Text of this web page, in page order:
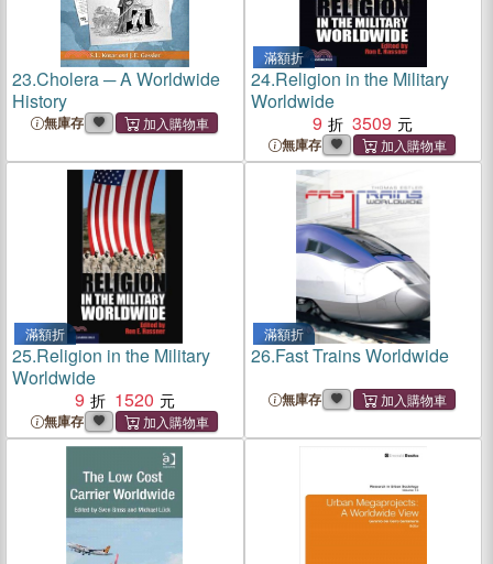
23.Cholera ─ A Worldwide
History
無庫存
滿額折
24.Religion in the Military
Worldwide
9
3509
無庫存
滿額折
25.Religion in the Military
Worldwide
9
1520
無庫存
滿額折
26.Fast Trains Worldwide
無庫存